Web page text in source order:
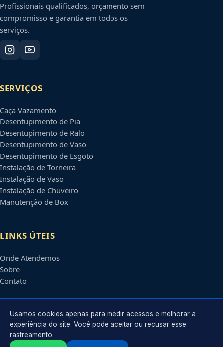
Profissionais qualificados, orçamento sem
compromisso e garantia em todos os
serviços.
SERVIÇOS
Caça Vazamento
Desentupimento de Pia
Desentupimento de Ralo
Desentupimento de Vaso
Desentupimento de Esgoto
Instalação de Torneira
Instalação de Vaso
Instalação de Chuveiro
Manutenção de Box
LINKS ÚTEIS
Onde Atendemos
Sobre
Contato
CONTATO
Atendimento em
Usamos cookies apenas para medir acessos e melhorar a
experiência do site. Você pode aceitar ou recusar esse
rastreamento.